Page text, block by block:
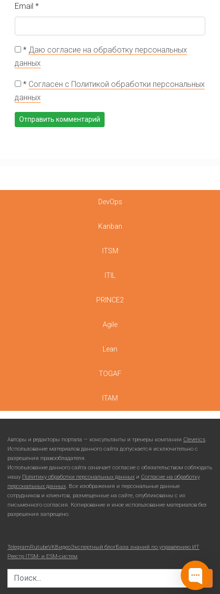
Email *
* Даю согласие на обработку персональных
данных
* Согласен с Политикой обработки персональных
данных
DevOps
Kanban
ITSM
ITIL
PRINCE2
Agile
Lean
TOGAF
ITAM
Авторы и редакторы портала — консультанты и тренеры компании Cleverics.
Использование материалов данного сайта допускается исключительно с
разрешения правообладателя.
Использование данного сайта означает согласие с обязательством соблюдать
нашу Политику обработки персональных данных и Согласие на обработку
персональных данных. Все изображения и персональные данные
сотрудников и клиентов, размещенные на сайте, опубликованы с их
письменного согласия. Копирование и иное использование материалов без
разрешения запрещено.
TelegramRutubeVKВидеоЭкспертный блогБаза знаний по управлению ИТ
Реестр ITSM- и ESM-систем
Search for